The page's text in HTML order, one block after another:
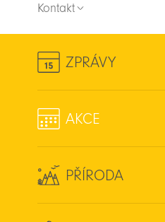
Kontakt
ZPRÁVY
AKCE
PŘÍRODA